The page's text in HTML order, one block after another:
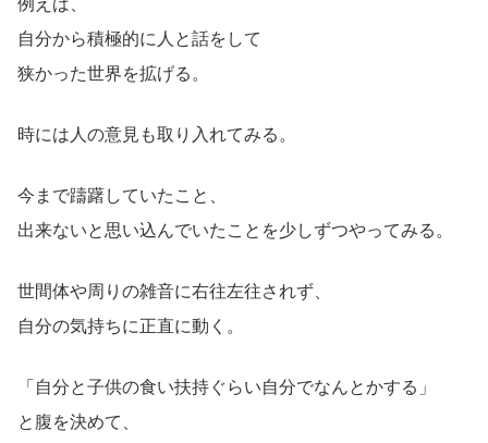
例えば、
自分から積極的に人と話をして
狭かった世界を拡げる。
時には人の意見も取り入れてみる。
今まで躊躇していたこと、
出来ないと思い込んでいたことを少しずつやってみる。
世間体や周りの雑音に右往左往されず、
自分の気持ちに正直に動く。
「自分と子供の食い扶持ぐらい自分でなんとかする」
と腹を決めて、